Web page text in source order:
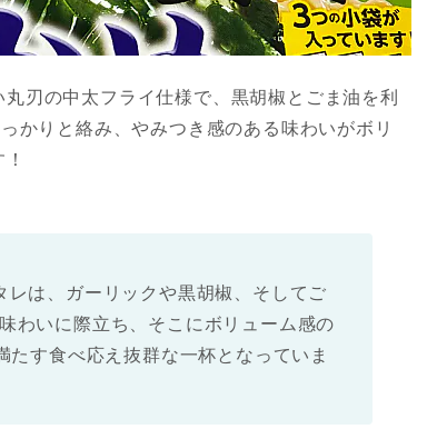
刃の中太フライ仕様で、黒胡椒とごま油を利
かりと絡み、やみつき感のある味わいがボリ
は、ガーリックや黒胡椒、そしてご
わいに際立ち、そこにボリューム感の
たす食べ応え抜群な一杯となっていま